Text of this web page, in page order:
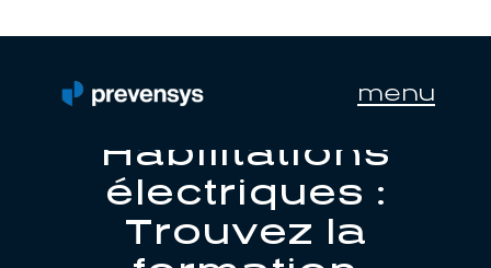
menu
Habilitations
électriques :
Trouvez la